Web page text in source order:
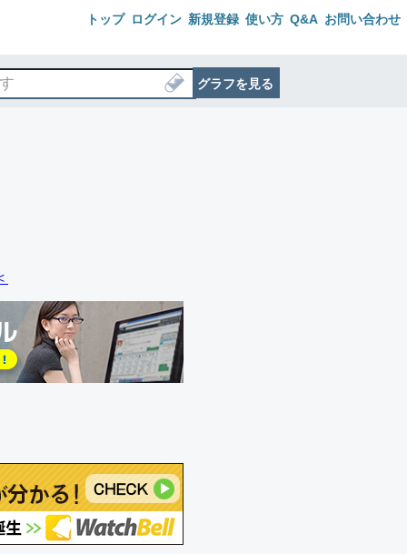
トップ ログイン 新規登録 使い方 Q&A お問い合わせ
グラフを見る